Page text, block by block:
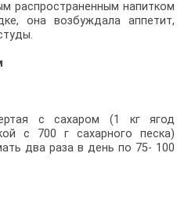
распространенным напитком
она возбуждала аппетит,
с сахаром (1 кг ягод
с 700 г сахарного песка)
два раза в день по 75- 100